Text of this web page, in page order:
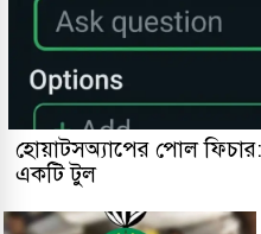
হোয়াটসঅ্যাপের পোল ফিচার:
একটি টুল